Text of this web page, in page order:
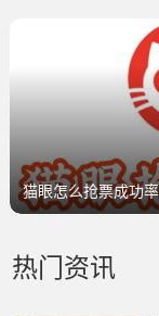
猫眼怎么抢票成功
热门资讯